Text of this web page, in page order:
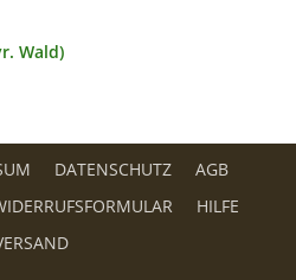
Wald)
DATENSCHUTZ
AGB
HILFE